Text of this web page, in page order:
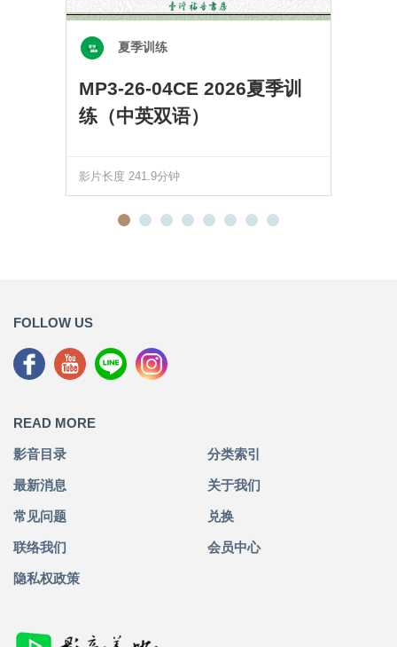
夏季训练
MP3-26-04CE 2026夏季训
练（中英双语）
影片长度 241.9分钟
FOLLOW US
READ MORE
影音目录 分类索引
最新消息 关于我们
常见问题 兑换
联络我们 会员中心
隐私权政策